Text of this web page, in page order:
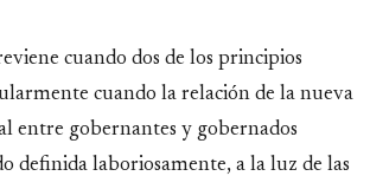
cuando dos de los principios
cuando la relación de la nueva
entre gobernantes y gobernados
definida laboriosamente, a la luz de las